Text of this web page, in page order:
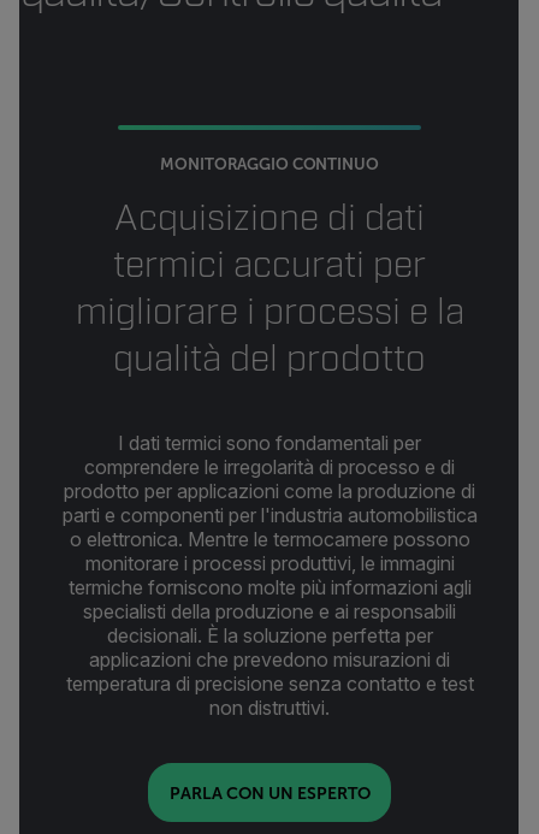
MONITORAGGIO CONTINUO
Acquisizione di dati
termici accurati per
migliorare i processi e la
qualità del prodotto
I dati termici sono fondamentali per
comprendere le irregolarità di processo e di
prodotto per applicazioni come la produzione di
parti e componenti per l'industria automobilistica
o elettronica. Mentre le termocamere possono
monitorare i processi produttivi, le immagini
termiche forniscono molte più informazioni agli
specialisti della produzione e ai responsabili
decisionali. È la soluzione perfetta per
applicazioni che prevedono misurazioni di
temperatura di precisione senza contatto e test
non distruttivi.
PARLA CON UN ESPERTO